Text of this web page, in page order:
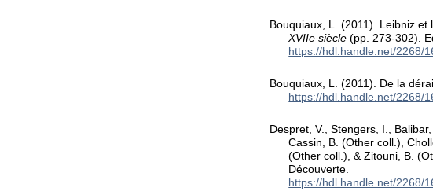
Bouquiaux, L. (2011). Leibniz
XVIIe siècle (pp. 273-302).
https://hdl.handle.net/2268/
Bouquiaux, L. (2011). De la
https://hdl.handle.net/2268/
Despret, V., Stengers, I.,
Cassin, B. (Other coll.),
(Other coll.), & Zitouni, B.
Découverte.
https://hdl.handle.net/2268/